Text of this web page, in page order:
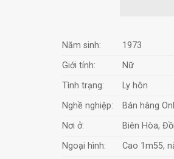
Năm sinh:
1973
Giới tính:
Nữ
Tình trạng:
Ly hôn
Nghề nghiệp:
Bán hàng
Nơi ở:
Biên Hòa,
Ngoại hình:
Cao 1m55,